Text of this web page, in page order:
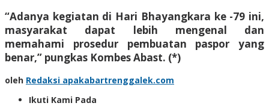
“Adanya kegiatan di Hari Bhayangkara ke -79 ini,
masyarakat dapat lebih mengenal dan
memahami prosedur pembuatan paspor yang
benar,” pungkas Kombes Abast. (*)
oleh Redaksi apakabartrenggalek.com
Ikuti Kami Pada